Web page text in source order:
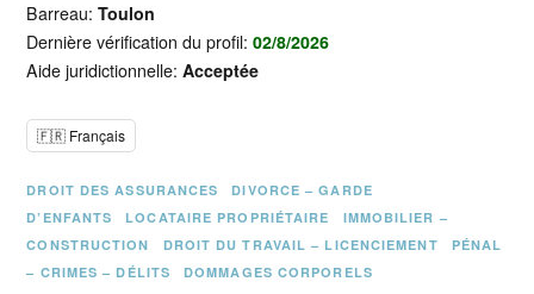
Barreau:Toulon
Dernière vérification du profil:02/8/2026
Aide juridictionnelle:Acceptée
🇫🇷 Français
DROIT DES ASSURANCES
DIVORCE – GARDE
D’ENFANTS
LOCATAIRE PROPRIÉTAIRE
IMMOBILIER –
CONSTRUCTION
DROIT DU TRAVAIL – LICENCIEMENT
PÉNAL
– CRIMES – DÉLITS
DOMMAGES CORPORELS